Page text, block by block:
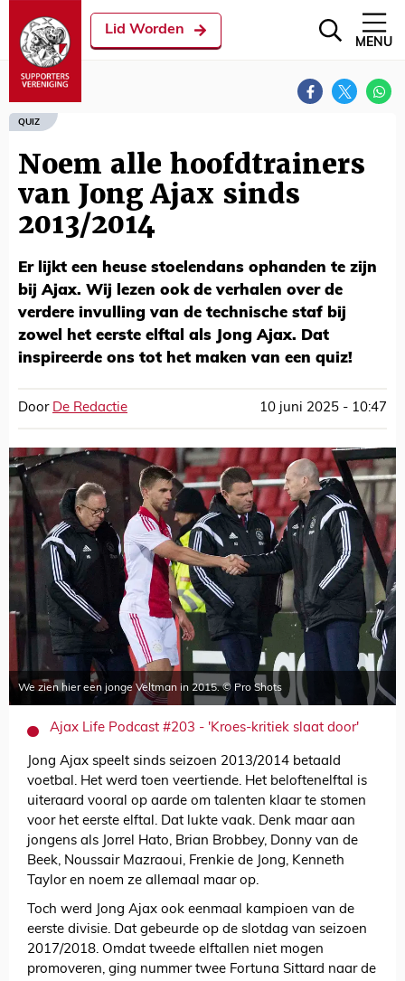
Lid Worden
MENU
QUIZ
Noem alle hoofdtrainers
van Jong Ajax sinds
2013/2014
Er lijkt een heuse stoelendans ophanden te zijn
bij Ajax. Wij lezen ook de verhalen over de
verdere invulling van de technische staf bij
zowel het eerste elftal als Jong Ajax. Dat
inspireerde ons tot het maken van een quiz!
Door De Redactie 10 juni 2025 - 10:47
We zien hier een jonge Veltman in 2015. © Pro Shots
Ajax Life Podcast #203 - 'Kroes-kritiek slaat door'
Jong Ajax speelt sinds seizoen 2013/2014 betaald
voetbal. Het werd toen veertiende. Het beloftenelftal is
uiteraard vooral op aarde om talenten klaar te stomen
voor het eerste elftal. Dat lukte vaak. Denk maar aan
jongens als Jorrel Hato, Brian Brobbey, Donny van de
Beek, Noussair Mazraoui, Frenkie de Jong, Kenneth
Taylor en noem ze allemaal maar op.
Toch werd Jong Ajax ook eenmaal kampioen van de
eerste divisie. Dat gebeurde op de slotdag van seizoen
2017/2018. Omdat tweede elftallen niet mogen
promoveren, ging nummer twee Fortuna Sittard naar de